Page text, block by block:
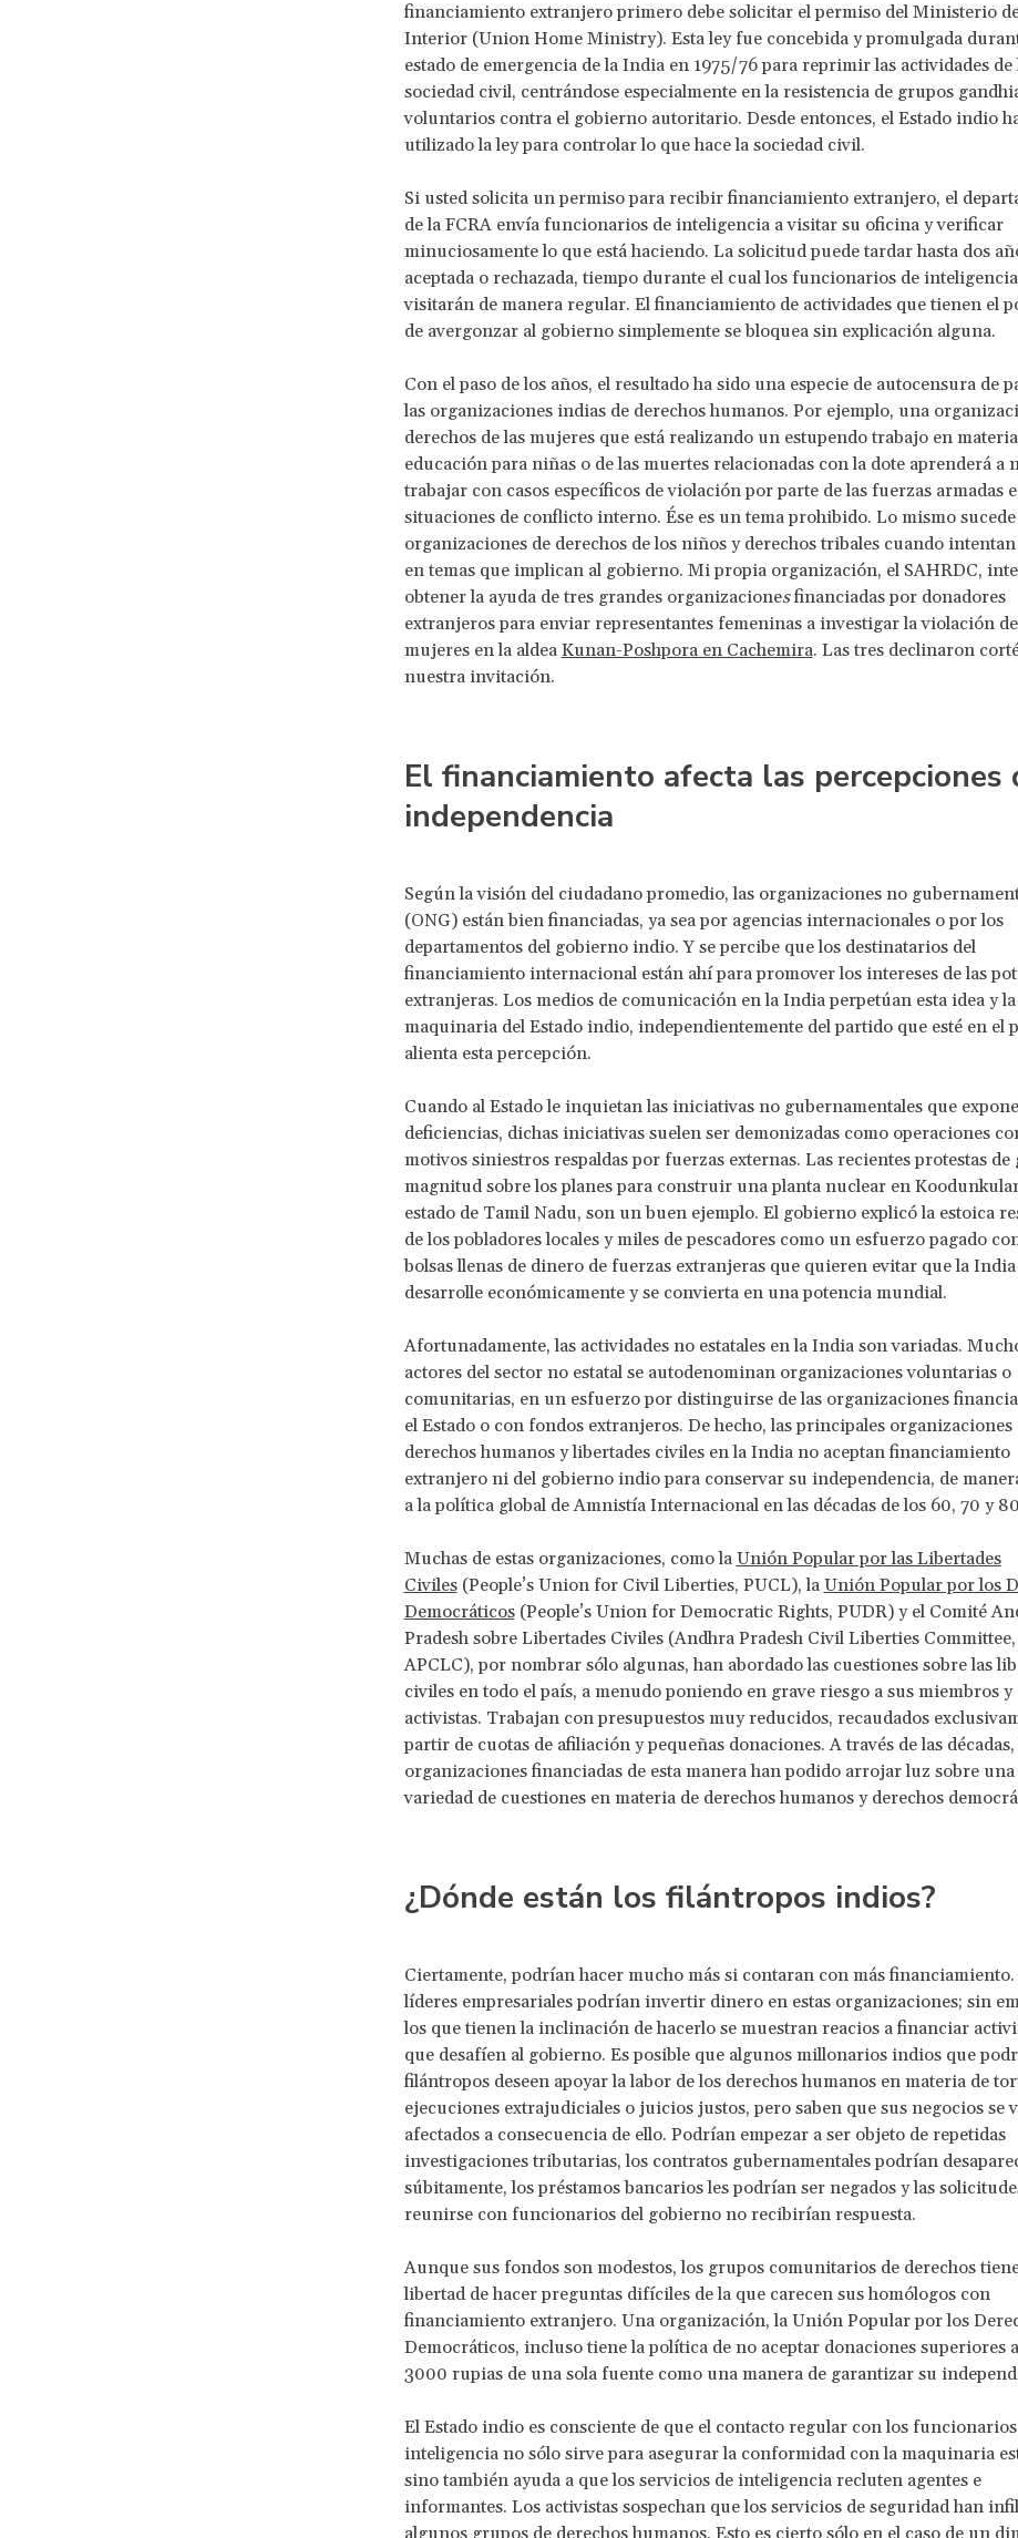
financiamiento extranjero primero debe solicitar el permiso del Ministerio
Interior (Union Home Ministry). Esta ley fue concebida y promulgada
estado de emergencia de la India en 1975/76 para reprimir las actividades de
sociedad civil, centrándose especialmente en la resistencia de grupos
voluntarios contra el gobierno autoritario. Desde entonces, el Estado indio
utilizado la ley para controlar lo que hace la sociedad civil.
Si usted solicita un permiso para recibir financiamiento extranjero, el
de la FCRA envía funcionarios de inteligencia a visitar su oficina y verificar
minuciosamente lo que está haciendo. La solicitud puede tardar hasta dos
aceptada o rechazada, tiempo durante el cual los funcionarios de
visitarán de manera regular. El financiamiento de actividades que tienen el
de avergonzar al gobierno simplemente se bloquea sin explicación alguna.
Con el paso de los años, el resultado ha sido una especie de autocensura de
las organizaciones indias de derechos humanos. Por ejemplo, una
derechos de las mujeres que está realizando un estupendo trabajo en
educación para niñas o de las muertes relacionadas con la dote aprenderá a
trabajar con casos específicos de violación por parte de las fuerzas armadas
situaciones de conflicto interno. Ése es un tema prohibido. Lo mismo
organizaciones de derechos de los niños y derechos tribales cuando
en temas que implican al gobierno. Mi propia organización, el SAHRDC,
obtener la ayuda de tres grandes organizacionesfinanciadas por donadores
extranjeros para enviar representantes femeninas a investigar la violación de
mujeres en la aldea Kunan-Poshpora en Cachemira. Las tres declinaron
nuestra invitación.
El financiamiento afecta las percepciones
independencia
Según la visión del ciudadano promedio, las organizaciones no
(ONG) están bien financiadas, ya sea por agencias internacionales o por los
departamentos del gobierno indio. Y se percibe que los destinatarios del
financiamiento internacional están ahí para promover los intereses de las
extranjeras. Los medios de comunicación en la India perpetúan esta idea y la
maquinaria del Estado indio, independientemente del partido que esté en el
alienta esta percepción.
Cuando al Estado le inquietan las iniciativas no gubernamentales que
deficiencias, dichas iniciativas suelen ser demonizadas como operaciones
motivos siniestros respaldas por fuerzas externas. Las recientes protestas de
magnitud sobre los planes para construir una planta nuclear en
estado de Tamil Nadu, son un buen ejemplo. El gobierno explicó la estoica
de los pobladores locales y miles de pescadores como un esfuerzo pagado
bolsas llenas de dinero de fuerzas extranjeras que quieren evitar que la India
desarrolle económicamente y se convierta en una potencia mundial.
Afortunadamente, las actividades no estatales en la India son variadas.
actores del sector no estatal se autodenominan organizaciones voluntarias o
comunitarias, en un esfuerzo por distinguirse de las organizaciones
el Estado o con fondos extranjeros. De hecho, las principales organizaciones
derechos humanos y libertades civiles en la India no aceptan financiamiento
extranjero ni del gobierno indio para conservar su independencia, de
a la política global de Amnistía Internacional en las décadas de los 60, 70 y
Muchas de estas organizaciones, como la Unión Popular por las Libertades
Civiles(People’s Union for Civil Liberties, PUCL), la Unión Popular por los
Democráticos(People’s Union for Democratic Rights, PUDR) y el Comité
Pradesh sobre Libertades Civiles (Andhra Pradesh Civil Liberties Committee,
APCLC), por nombrar sólo algunas, han abordado las cuestiones sobre las
civiles en todo el país, a menudo poniendo en grave riesgo a sus miembros y
activistas. Trabajan con presupuestos muy reducidos, recaudados
partir de cuotas de afiliación y pequeñas donaciones. A través de las décadas,
organizaciones financiadas de esta manera han podido arrojar luz sobre una
variedad de cuestiones en materia de derechos humanos y derechos
¿Dónde están los filántropos indios?
Ciertamente, podrían hacer mucho más si contaran con más financiamiento.
líderes empresariales podrían invertir dinero en estas organizaciones; sin
los que tienen la inclinación de hacerlo se muestran reacios a financiar
que desafíen al gobierno. Es posible que algunos millonarios indios que
filántropos deseen apoyar la labor de los derechos humanos en materia de
ejecuciones extrajudiciales o juicios justos, pero saben que sus negocios se
afectados a consecuencia de ello. Podrían empezar a ser objeto de repetidas
investigaciones tributarias, los contratos gubernamentales podrían
súbitamente, los préstamos bancarios les podrían ser negados y las
reunirse con funcionarios del gobierno no recibirían respuesta.
Aunque sus fondos son modestos, los grupos comunitarios de derechos
libertad de hacer preguntas difíciles de la que carecen sus homólogos con
financiamiento extranjero. Una organización, la Unión Popular por los
Democráticos, incluso tiene la política de no aceptar donaciones superiores
3000 rupias de una sola fuente como una manera de garantizar su
El Estado indio es consciente de que el contacto regular con los
inteligencia no sólo sirve para asegurar la conformidad con la maquinaria
sino también ayuda a que los servicios de inteligencia recluten agentes e
informantes. Los activistas sospechan que los servicios de seguridad han
algunos grupos de derechos humanos. Esto es cierto sólo en el caso de un